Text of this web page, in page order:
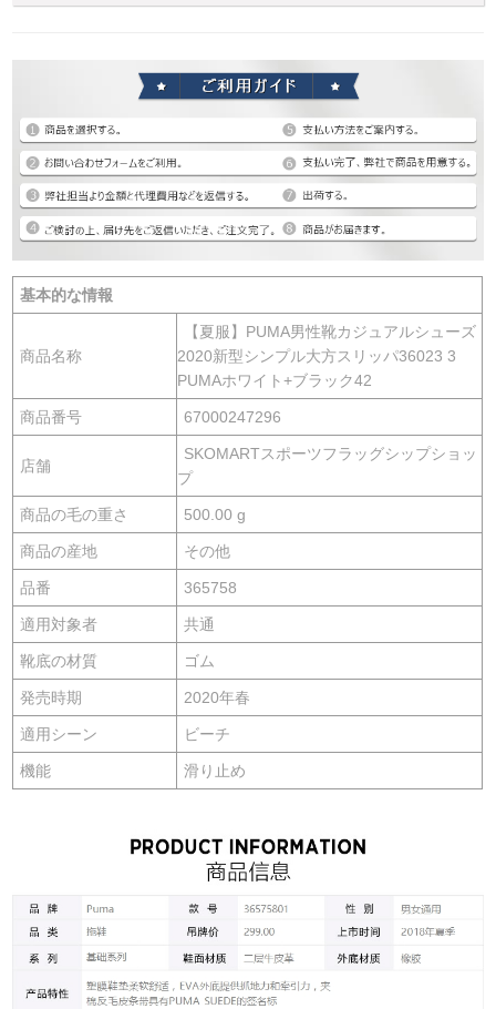
基本的な情報
商品名称
【夏服】PUMA男性靴カジュアルシューズ
2020新型シンプル大方スリッパ36023 3
PUMAホワイト+ブラック42
商品番号 67000247296
店舗
SKOMARTスポーツフラッグシップショッ
プ
商品の毛の重さ 500.00 g
商品の産地 その他
品番 365758
適用対象者 共通
靴底の材質 ゴム
発売時期 2020年春
適用シーン ビーチ
機能 滑り止め